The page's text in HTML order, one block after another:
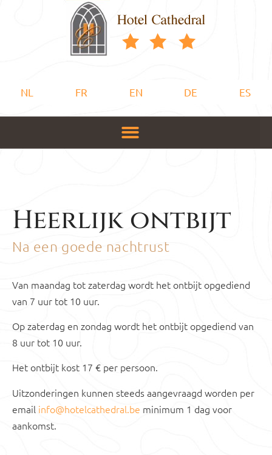
NL FR EN DE ES
Heerlijk ontbijt
Na een goede nachtrust
Van maandag tot zaterdag wordt het ontbijt opgediend
van 7 uur tot 10 uur.
Op zaterdag en zondag wordt het ontbijt opgediend van
8 uur tot 10 uur.
Het ontbijt kost 17 € per persoon.
Uitzonderingen kunnen steeds aangevraagd worden per
email info@hotelcathedral.be minimum 1 dag voor
aankomst.